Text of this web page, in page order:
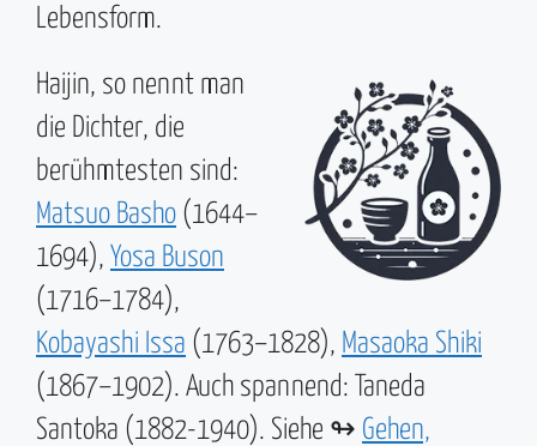
Lebensform.
Haijin, so nennt man
die Dichter, die
berühmtesten sind:
Matsuo Basho (1644–
1694), Yosa Buson
(1716–1784),
Kobayashi Issa (1763–1828), Masaoka Shiki
(1867–1902). Auch spannend: Taneda
Santoka (1882-1940). Siehe ↬ Gehen,